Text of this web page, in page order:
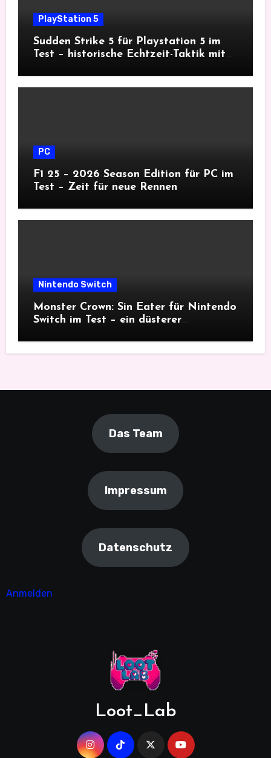
PlayStation 5
Sudden Strike 5 für Playstation 5 im
Test – historische Echtzeit-Taktik mit
PC
F1 25 – 2026 Season Edition für PC im
Test – Zeit für neue Rennen
Nintendo Switch
Monster Crown: Sin Eater für Nintendo
Switch im Test – ein düsterer
Das Team
Impressum
Datenschutz
Anmelden
Loot_Lab